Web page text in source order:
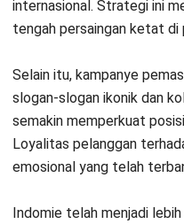
penggunaan
yang tepat. HashMicro,
terbaik di Indonesia,
Anda coba melalui
demo
informasi selanjutnya.